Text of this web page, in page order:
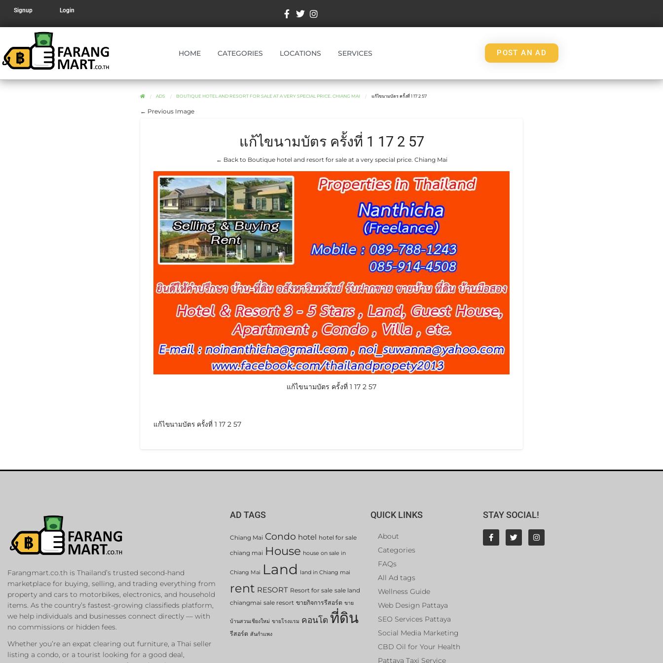
Signup Login
HOME CATEGORIES LOCATIONS SERVICES POST AN AD
ADS BOUTIQUE HOTEL AND RESORT FOR SALE AT A VERY SPECIAL PRICE. CHIANG MAI แก้ไขนามบัตร ครั้งที่ 1 17 2 57
← Previous Image
แก้ไขนามบัตร ครั้งที่ 1 17 2 57
← Back to Boutique hotel and resort for sale at a very special price. Chiang Mai
แก้ไขนามบัตร ครั้งที่ 1 17 2 57
แก้ไขนามบัตร ครั้งที่ 1 17 2 57
Farangmart.co.th is Thailand’s trusted second-hand
marketplace for buying, selling, and trading everything from
property and cars to motorbikes, electronics, and household
items. As the country’s fastest-growing classifieds platform,
we help individuals and businesses connect directly — with
no commissions or hidden fees.
Whether you’re an expat clearing out furniture, a Thai seller
listing a condo, or a tourist looking for a good deal,
AD TAGS
Chiang Mai Condo hotel hotel for sale
chiang mai House house on sale in
Chiang Mai Land land in Chiang mai
rent RESORT Resort for sale sale land
chiangmai sale resort ขายกิจการรีสอร์ต ขาย
บ้านสวนเชียงใหม่ ขายโรงแรม คอนโด ที่ดิน
รีสอร์ต สันกำแพง
QUICK LINKS
About
Categories
FAQs
All Ad tags
Wellness Guide
Web Design Pattaya
SEO Services Pattaya
Social Media Marketing
CBD Oil for Your Health
Pattaya Taxi Service
STAY SOCIAL!